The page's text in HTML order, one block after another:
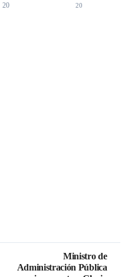
20 20
Ministro de
Administración Pública